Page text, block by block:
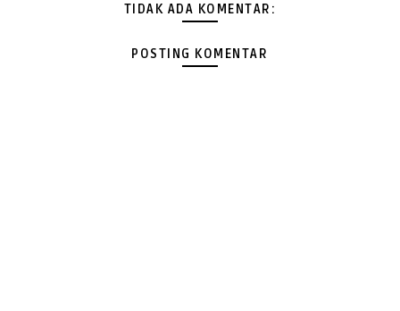
TIDAK ADA KOMENTAR:
POSTING KOMENTAR